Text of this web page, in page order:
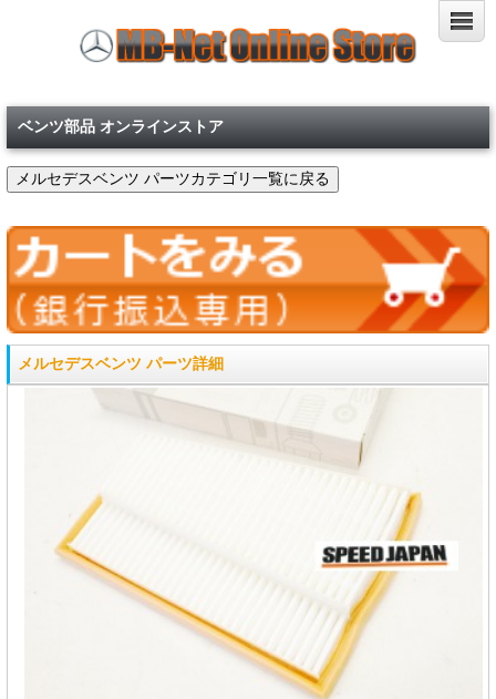
ベンツ部品 オンラインストア
メルセデスベンツ パーツ詳細